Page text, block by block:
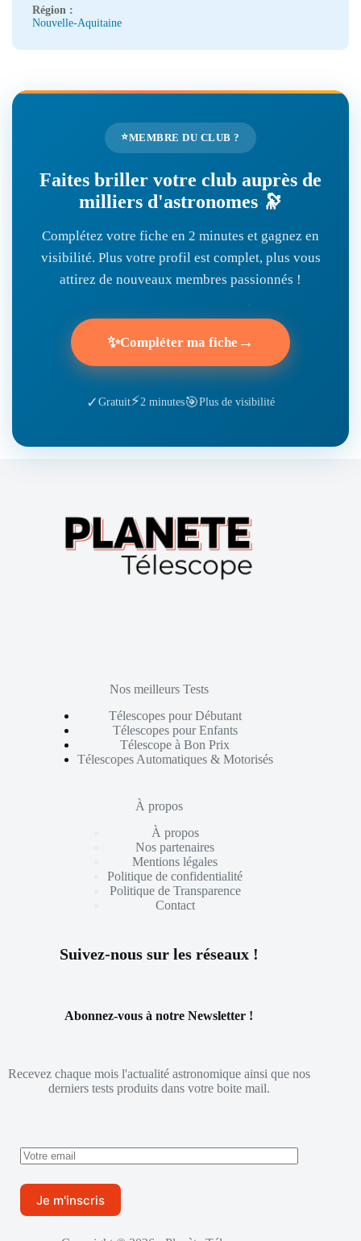
Région :
Nouvelle-Aquitaine
⭐MEMBRE DU CLUB ?
Faites briller votre club auprès de
milliers d'astronomes 🔭
Complétez votre fiche en 2 minutes et gagnez en
visibilité. Plus votre profil est complet, plus vous
attirez de nouveaux membres passionnés !
✨Compléter ma fiche →
✓ Gratuit⚡2 minutes🎯Plus de visibilité
Nos meilleurs Tests
Télescopes pour Débutant
Télescopes pour Enfants
Télescope à Bon Prix
Télescopes Automatiques & Motorisés
À propos
À propos
Nos partenaires
Mentions légales
Politique de confidentialité
Politique de Transparence
Contact
Suivez-nous sur les réseaux !
Abonnez-vous à notre Newsletter !
Recevez chaque mois l'actualité astronomique ainsi que nos
derniers tests produits dans votre boite mail.